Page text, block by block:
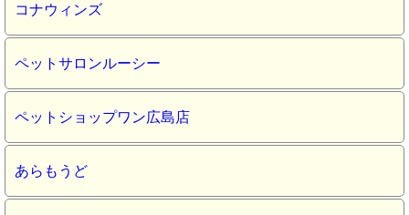
コナウィンズ
ペットサロンルーシー
ペットショップワン広島店
あらもうど